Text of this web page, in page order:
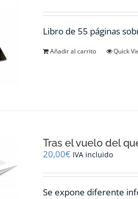
Libro de 55 páginas
Añadir al carrito Quick
Tras el vuelo del
20,00€ IVA incluido
Se expone diferente